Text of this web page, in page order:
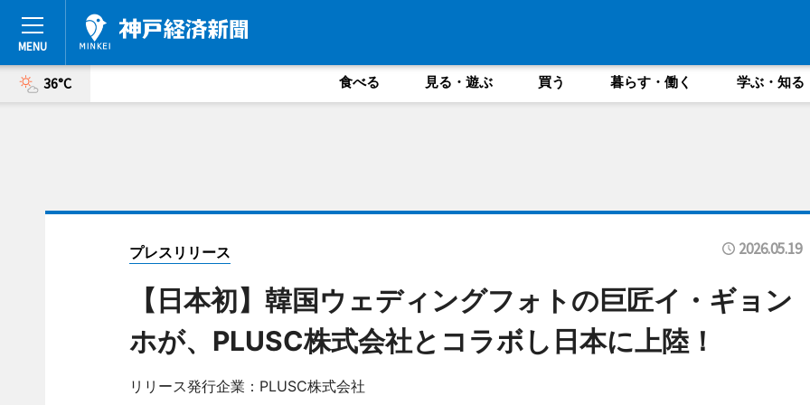
36°C 食べる 見る・遊ぶ 買う 暮らす・働く 学ぶ・知る
プレスリリース 2026.05.19
【日本初】韓国ウェディングフォトの巨匠イ・ギョン
ホが、PLUSC株式会社とコラボし日本に上陸！
リリース発行企業：PLUSC株式会社